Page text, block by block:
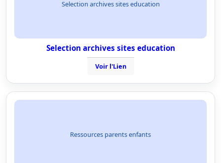
Selection archives sites education
Selection archives sites education
Voir l'Lien
Ressources parents enfants